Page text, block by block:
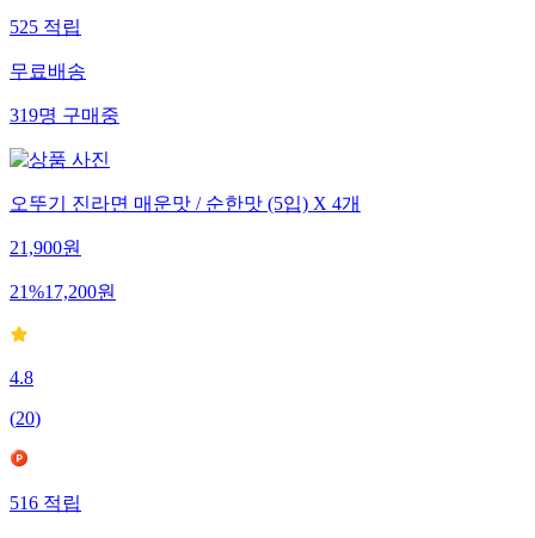
525적립
무료배송
319명구매중
오뚜기 진라면 매운맛 / 순한맛 (5입) X 4개
21,900원
21%17,200원
4.8
(20)
516적립